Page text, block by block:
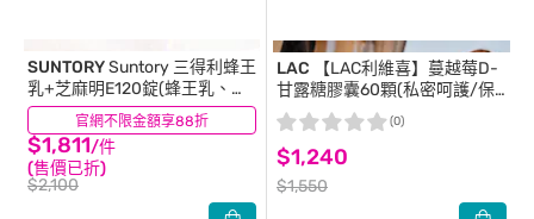
官網不限金額享88折
SUNTORYSuntory 三得利蜂王
乳+芝麻明E120錠(蜂王乳、賽
洛美、芝麻明、維生素E、芝麻
素)
$1,811/件
(售價已折)
$2,100
(10)
LAC 【LAC利維喜】蔓越莓D-
甘露糖膠囊60顆(私密呵護/保
護秘密基地/甘露糖/維生素C/
素食可)
$1,240
$1,550
(0)